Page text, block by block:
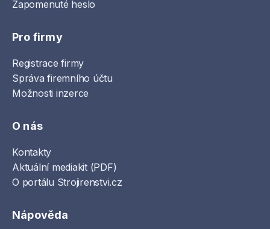
Zapomenuté heslo
Pro firmy
Registrace firmy
Správa firemního účtu
Možnosti inzerce
O nás
Kontakty
Aktuální mediakit (PDF)
O portálu Strojirenstvi.cz
Nápověda